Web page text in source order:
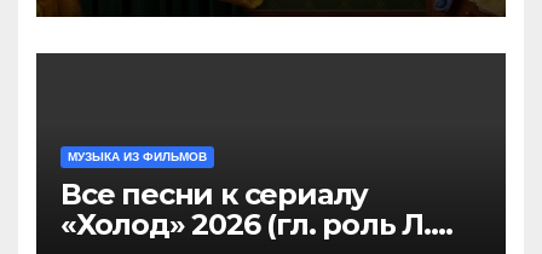
МУЗЫКА ИЗ ФИЛЬМОВ
Все песни к сериалу
«Холод» 2026 (гл. роль Л.